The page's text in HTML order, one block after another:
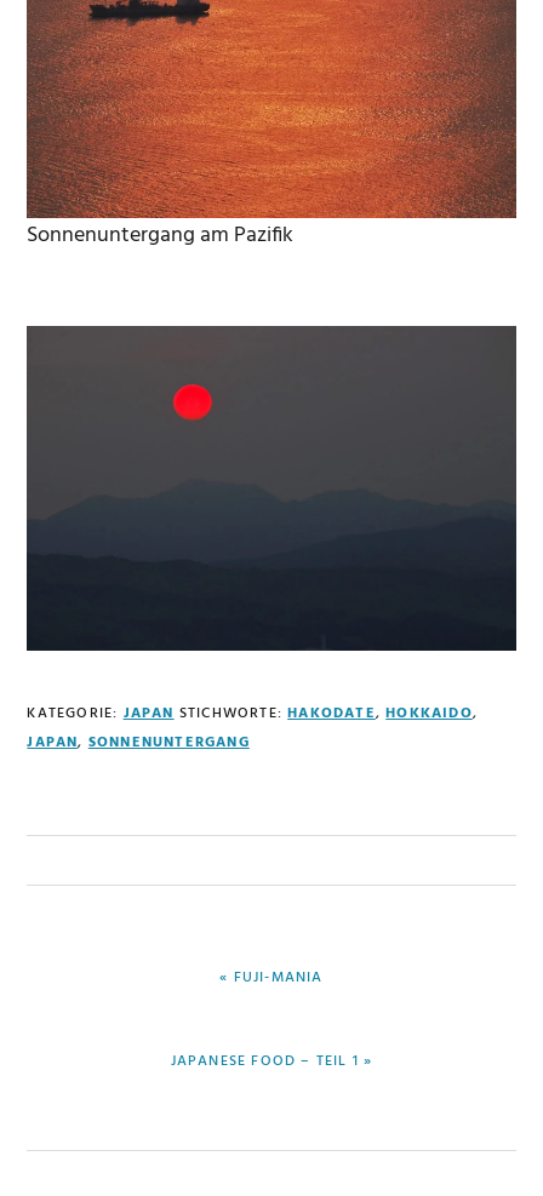
Sonnenuntergang am Pazifik
KATEGORIE:JAPAN STICHWORTE:HAKODATE,HOKKAIDO,
JAPAN,SONNENUNTERGANG
VORHERIGER
« FUJI-MANIA
NÄCHSTER
JAPANESE FOOD – TEIL 1 »